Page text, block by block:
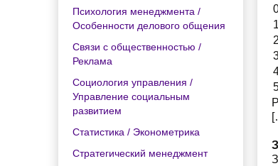
Психология менеджмента /
Особенности делового общения
Связи с общественностью /
Реклама
Социология управления /
Управление социальным
развитием
Статистика / Эконометрика
Стратегический менеджмент